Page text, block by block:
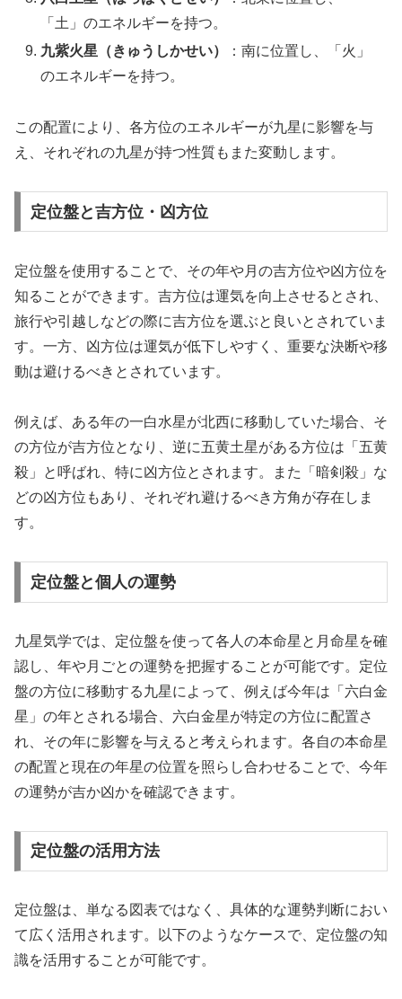
「土」のエネルギーを持つ。
九紫火星（きゅうしかせい）
：南に位置し、「火」
のエネルギーを持つ。
この配置により、各方位のエネルギーが九星に影響を与
え、それぞれの九星が持つ性質もまた変動します。
定位盤と吉方位・凶方位
定位盤を使用することで、その年や月の吉方位や凶方位を
知ることができます。吉方位は運気を向上させるとされ、
旅行や引越しなどの際に吉方位を選ぶと良いとされていま
す。一方、凶方位は運気が低下しやすく、重要な決断や移
動は避けるべきとされています。
例えば、ある年の一白水星が北西に移動していた場合、そ
の方位が吉方位となり、逆に五黄土星がある方位は「五黄
殺」と呼ばれ、特に凶方位とされます。また「暗剣殺」な
どの凶方位もあり、それぞれ避けるべき方角が存在しま
す。
定位盤と個人の運勢
九星気学では、定位盤を使って各人の本命星と月命星を確
認し、年や月ごとの運勢を把握することが可能です。定位
盤の方位に移動する九星によって、例えば今年は「六白金
星」の年とされる場合、六白金星が特定の方位に配置さ
れ、その年に影響を与えると考えられます。各自の本命星
の配置と現在の年星の位置を照らし合わせることで、今年
の運勢が吉か凶かを確認できます。
定位盤の活用方法
定位盤は、単なる図表ではなく、具体的な運勢判断におい
て広く活用されます。以下のようなケースで、定位盤の知
識を活用することが可能です。